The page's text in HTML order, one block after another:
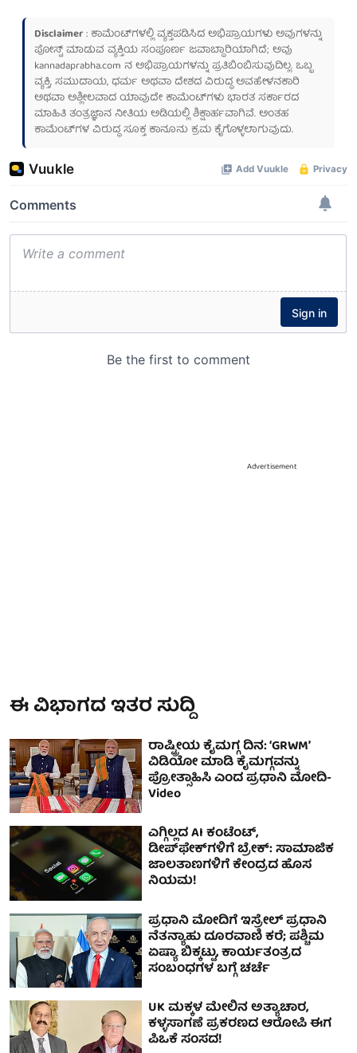
Disclaimer: ಕಾಮೆಂಟ್‌ಗಳಲ್ಲಿ ವ್ಯಕ್ತಪಡಿಸಿದ ಅಭಿಪ್ರಾಯಗಳು ಅವುಗಳನ್ನು
ಪೋಸ್ಟ್ ಮಾಡುವ ವ್ಯಕ್ತಿಯ ಸಂಪೂರ್ಣ ಜವಾಬ್ದಾರಿಯಾಗಿದೆ; ಅವು
kannadaprabha.com ನ ಅಭಿಪ್ರಾಯಗಳನ್ನು ಪ್ರತಿಬಿಂಬಿಸುವುದಿಲ್ಲ. ಒಬ್ಬ
ವ್ಯಕ್ತಿ, ಸಮುದಾಯ, ಧರ್ಮ ಅಥವಾ ದೇಶದ ವಿರುದ್ಧ ಅವಹೇಳನಕಾರಿ
ಅಥವಾ ಅಶ್ಲೀಲವಾದ ಯಾವುದೇ ಕಾಮೆಂಟ್‌ಗಳು ಭಾರತ ಸರ್ಕಾರದ
ಮಾಹಿತಿ ತಂತ್ರಜ್ಞಾನ ನೀತಿಯ ಅಡಿಯಲ್ಲಿ ಶಿಕ್ಷಾರ್ಹವಾಗಿವೆ. ಅಂತಹ
ಕಾಮೆಂಟ್‌ಗಳ ವಿರುದ್ಧ ಸೂಕ್ತ ಕಾನೂನು ಕ್ರಮ ಕೈಗೊಳ್ಳಲಾಗುವುದು.
Advertisement
ಈ ವಿಭಾಗದ ಇತರ ಸುದ್ದಿ
ರಾಷ್ಟ್ರೀಯ ಕೈಮಗ್ಗ ದಿನ: ‘GRWM’
ವಿಡಿಯೋ ಮಾಡಿ ಕೈಮಗ್ಗವನ್ನು
ಪ್ರೋತ್ಸಾಹಿಸಿ ಎಂದ ಪ್ರಧಾನಿ ಮೋದಿ-
Video
ಎಗ್ಗಿಲ್ಲದ AI ಕಂಟೆಂಟ್,
ಡೀಪ್‌ಫೇಕ್‌ಗಳಿಗೆ ಬ್ರೇಕ್: ಸಾಮಾಜಿಕ
ಜಾಲತಾಣಗಳಿಗೆ ಕೇಂದ್ರದ ಹೊಸ
ನಿಯಮ!
ಪ್ರಧಾನಿ ಮೋದಿಗೆ ಇಸ್ರೇಲ್ ಪ್ರಧಾನಿ
ನೆತನ್ಯಾಹು ದೂರವಾಣಿ ಕರೆ; ಪಶ್ಚಿಮ
ಏಷ್ಯಾ ಬಿಕ್ಕಟ್ಟು, ಕಾರ್ಯತಂತ್ರದ
ಸಂಬಂಧಗಳ ಬಗ್ಗೆ ಚರ್ಚೆ
UK ಮಕ್ಕಳ ಮೇಲಿನ ಅತ್ಯಾಚಾರ,
ಕಳ್ಳಸಾಗಣೆ ಪ್ರಕರಣದ ಆರೋಪಿ ಈಗ
ಪಿಒಕೆ ಸಂಸದ!